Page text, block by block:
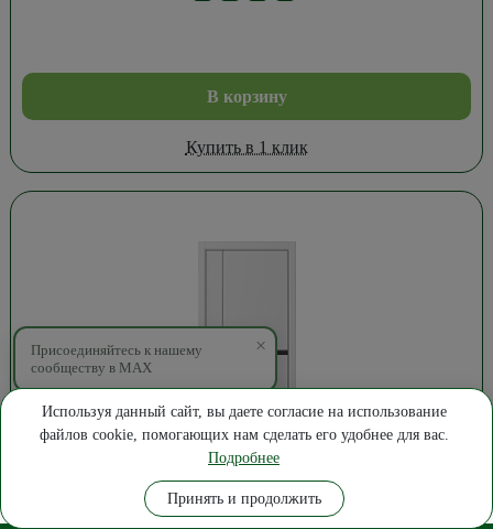
В корзину
Купить в 1 клик
7 950₽
Дверь Графика-2 Винил ПРО Белый 60см.
×
Присоединяйтесь к нашему
сообществу в MAX
Замер Позвонить
Используя данный сайт, вы даете согласие на использование
файлов cookie, помогающих нам сделать его удобнее для вас.
Подробнее
Принять и продолжить